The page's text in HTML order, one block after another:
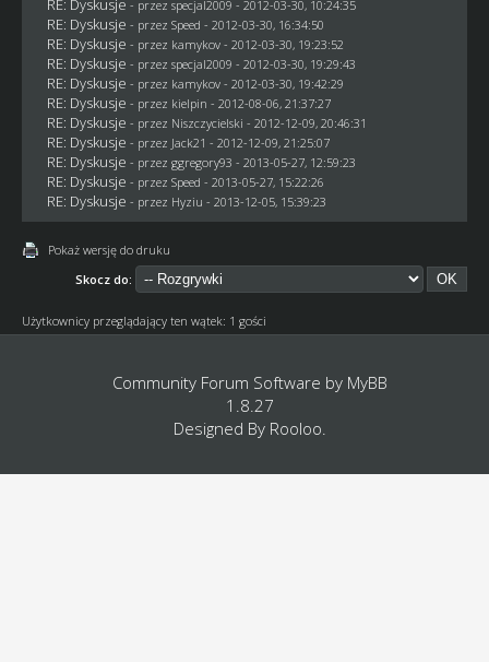
RE: Dyskusje - przez specjal2009 - 2012-03-30, 10:24:35
RE: Dyskusje - przez Speed - 2012-03-30, 16:34:50
RE: Dyskusje - przez kamykov- 2012-03-30, 19:23:52
RE: Dyskusje - przez specjal2009 - 2012-03-30, 19:29:43
RE: Dyskusje - przez kamykov- 2012-03-30, 19:42:29
RE: Dyskusje - przez kielpin - 2012-08-06, 21:37:27
RE: Dyskusje - przez Niszczycielski - 2012-12-09, 20:46:31
RE: Dyskusje - przez Jack21 - 2012-12-09, 21:25:07
RE: Dyskusje - przez ggregory93 - 2013-05-27, 12:59:23
RE: Dyskusje - przez Speed - 2013-05-27, 15:22:26
RE: Dyskusje - przez Hyziu - 2013-12-05, 15:39:23
Pokaż wersję do druku
Skocz do:
Użytkownicy przeglądający ten wątek: 1 gości
Community Forum Software by MyBB
1.8.27
Designed By Rooloo.